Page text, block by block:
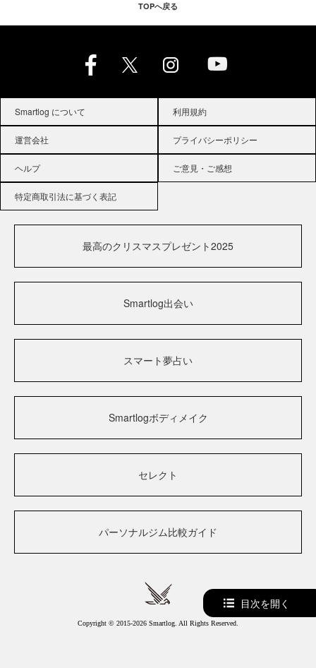
TOPへ戻る
Smartlog について 利用規約
運営会社 プライバシーポリシー
ヘルプ ご意見・ご感想
特定商取引法に基づく表記
最高のクリスマスプレゼント2025
Smartlog出会い
スマート夢占い
Smartlogボディメイク
セレクト
パーソナルジム比較ガイド
Copyright © 2015-2026 Smartlog. All Rights Reserved.
目次を開く